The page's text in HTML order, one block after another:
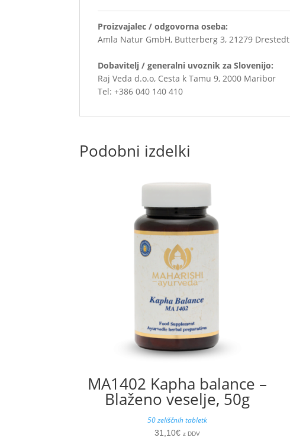
Proizvajalec / odgovorna oseba:
Amla Natur GmbH, Butterberg 3, 21279 Drestedt
Dobavitelj / generalni uvoznik za Slovenijo:
Raj Veda d.o.o, Cesta k Tamu 9, 2000 Maribor
Tel: +386 040 140 410
Podobni izdelki
MA1402 Kapha balance –
Blaženo veselje, 50g
50 zeliščnih tabletk
31,10€ z DDV